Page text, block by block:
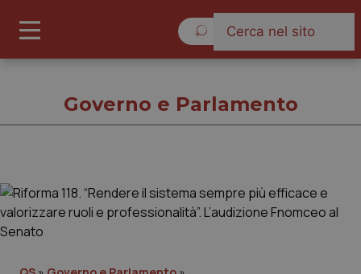
Cronache
Governo e Parlamento